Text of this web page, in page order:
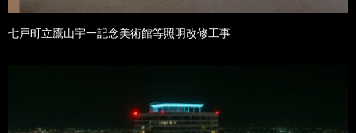
七戸町立鷹山宇一記念美術館等照明改修工事